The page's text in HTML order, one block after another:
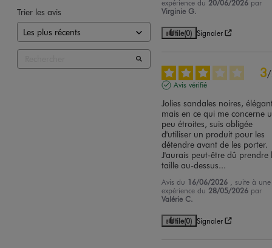
Trier les avis
expérience du 20/06/2026 par
Virginie G.
Utile(0) Signaler
3/
Avis vérifié
Jolies sandales noires,
mais en ce qui me concerne
peu étroites, suis obligée
d'utiliser un produit pour les
détendre avant de les porter.
J'aurais peut-être dû prendre
taille au-dessus...
Avis du 16/06/2026
, suite à une
expérience du 28/05/2026 par
Valérie C.
Utile(0) Signaler